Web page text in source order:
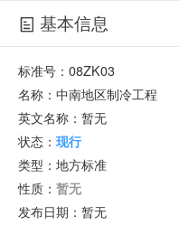
基本信息
标准号： 08ZK03
名称： 中南地区制冷工程
英文名称： 暂无
状态： 现行
类型： 地方标准
性质： 暂无
发布日期： 暂无